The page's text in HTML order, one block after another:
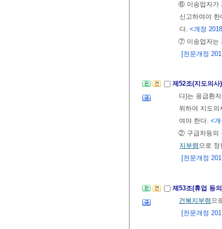
⑥ 이송업자가
신고하여야
다. <개정
⑦ 이송업자는
[전문개정
제52조(지도의
다)는 응급환
위하여 지도의
여야 한다. <
② 구급차등의
지부령 으로 정
[전문개정
제53조(휴업 등
건복지부령 으
[전문개정